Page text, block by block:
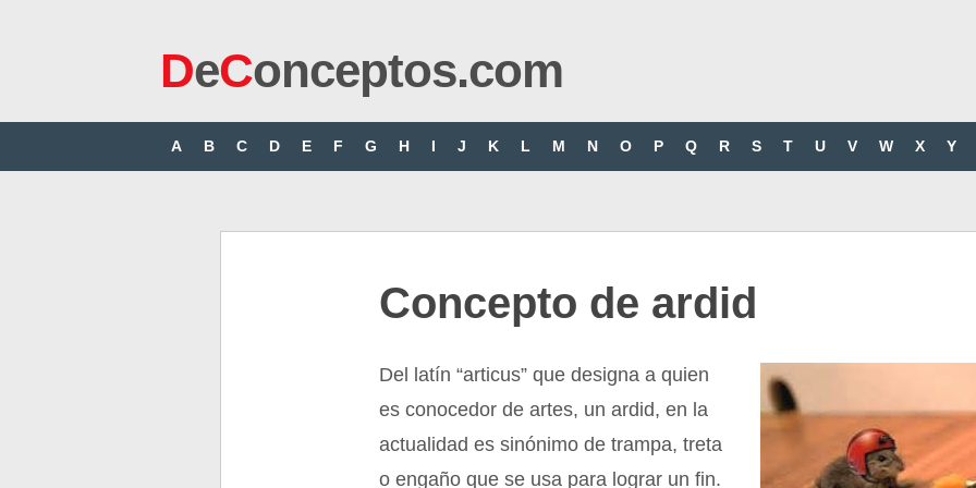
DeConceptos.com
A B C D E F G H I J K L M N O P Q R S T U V W X Y
Concepto de ardid
Del latín “articus” que designa a quien
es conocedor de artes, un ardid, en la
actualidad es sinónimo de trampa, treta
o engaño que se usa para lograr un fin.